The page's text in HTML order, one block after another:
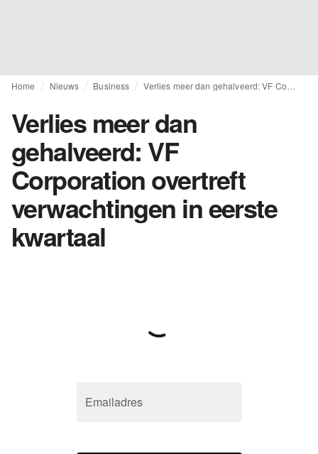
Home Nieuws Business
Verlies meer dan
gehalveerd: VF
Corporation overtreft
verwachtingen in eerste
kwartaal
Emailadres